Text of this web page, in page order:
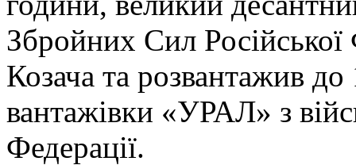
Збройних Сил
Козача та розвантажив
вантажівки «УРАЛ» з
Федерації.